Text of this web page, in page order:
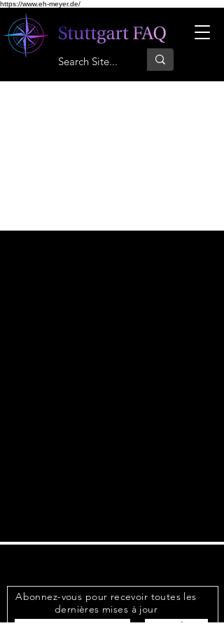
https://www.eh-meyer.de/
Abonnez-vous pour recevoir toutes les
dernières mises à jour
S&#39;abonner